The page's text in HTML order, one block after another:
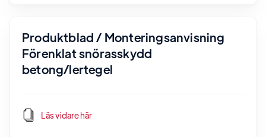
Produktblad / Monteringsanvisning
Förenklat snörasskydd
betong/lertegel
Läs vidare här